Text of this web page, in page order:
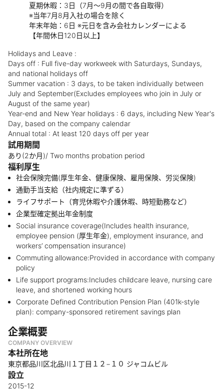
夏期休暇：3日（7月～9月の間で各自取得）
※当年7月8月入社の場合を除く
年末年始：6日 ※元日を含み会社カレンダーによる
【年間休日120日以上】
Holidays and Leave :
Days off : Full five-day workweek with Saturdays, Sundays,
and national holidays off
Summer vacation : 3 days, to be taken individually between
July and September(Excludes employees who join in July or
August of the same year)
Year-end and New Year holidays : 6 days, including New Year's
Day, based on the company calendar
Annual total : At least 120 days off per year
試用期間
あり(2か月)/ Two months probation period
福利厚生
社会保険完備(厚生年金、健康保険、雇用保険、労災保険)
通勤手当支給（社内規定に準ずる）
ライフサポート（育児休暇や介護休暇、時短勤務など）
企業型確定拠出年金制度
Social insurance coverage(Includes health insurance,
employee pension (厚生年金), employment insurance, and
workers’ compensation insurance)
Commuting allowance:Provided in accordance with company
policy
Life support programs:Includes childcare leave, nursing care
leave, and shortened working hours
Corporate Defined Contribution Pension Plan (401k-style
plan): company-sponsored retirement savings plan
企業概要
COMPANY OVERVIEW
本社所在地
東京都品川区北品川１丁目１２−１０ ジャコムビル
設立
2015-12